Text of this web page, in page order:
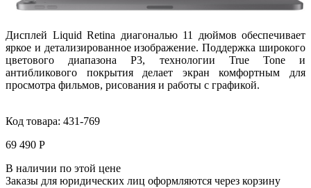
Дисплей Liquid Retina диагональю 11 дюймов обеспечивает
яркое и детализированное изображение. Поддержка широкого
цветового диапазона P3, технологии True Toneи
антибликового покрытия делает экран комфортным для
просмотра фильмов, рисования и работы с графикой.
Код товара: 431-769
69 490 Р
В наличии по этой цене
Заказы для юридических лиц оформляются через корзину